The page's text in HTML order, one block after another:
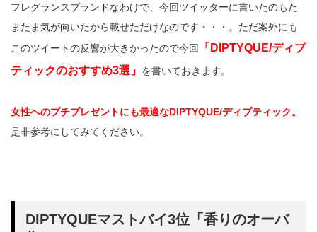
フレグランスブランドなわけで、今回ツイッターに書いたのもた
またま気が向いたから載せただけなのです・・・。ただ案外にも
このツイートの反響が大きかったので今回
「DIPTYQUE/ディプ
ティックのおすすめ3選」 を書いておきます。
女性へのプチプレゼントにも最適なDIPTYQUE/ディプティック。
是非参考にしてみてください。
DIPTYQUEマストバイ3位「香りのオーバ